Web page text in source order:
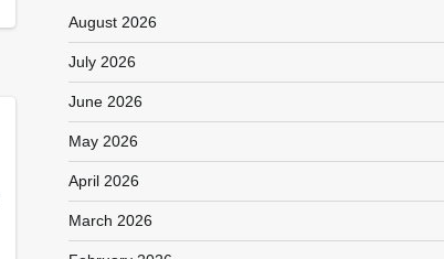
August 2026
July 2026
June 2026
May 2026
April 2026
March 2026